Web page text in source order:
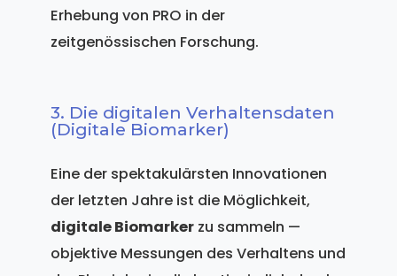
Erhebung von PRO in der
zeitgenössischen Forschung.
3. Die digitalen Verhaltensdaten
(Digitale Biomarker)
Eine der spektakulärsten Innovationen
der letzten Jahre ist die Möglichkeit,
digitale Biomarkerzu sammeln —
objektive Messungen des Verhaltens und